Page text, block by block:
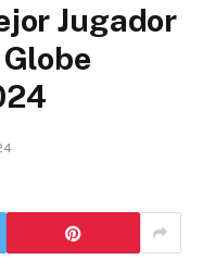
Jugador